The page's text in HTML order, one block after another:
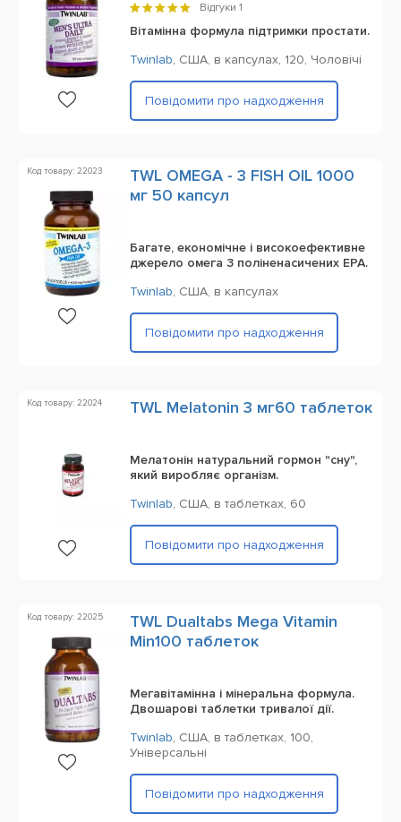
Відгуки 1
Вітамінна формула підтримки простати.
Twinlab, США, в капсулах, 120, Чоловічі
Повідомити про надходження
Код товару: 22023
TWL OMEGA - 3 FISH OIL 1000
мг 50 капсул
Багате, економічне і високоефективне
джерело омега 3 поліненасичених EPA.
Twinlab, США, в капсулах
Повідомити про надходження
Код товару: 22024 TWL Melatonin 3 мг60 таблеток
Мелатонін натуральний гормон "сну",
який виробляє організм.
Twinlab, США, в таблетках, 60
Повідомити про надходження
Код товару: 22025
TWL Dualtabs Mega Vitamin
Min100 таблеток
Мегавітамінна і мінеральна формула.
Двошарові таблетки тривалої дії.
Twinlab, США, в таблетках, 100,
Універсальні
Повідомити про надходження